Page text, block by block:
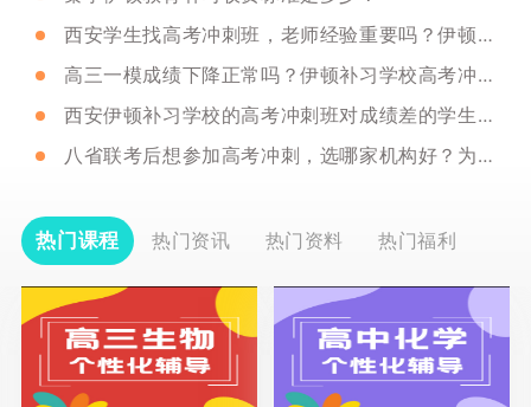
西安学生找高考冲刺班，老师经验重要吗？伊顿教育冲刺推荐！
高三一模成绩下降正常吗？伊顿补习学校高考冲刺班欢迎您！
西安伊顿补习学校的高考冲刺班对成绩差的学生有用吗？
八省联考后想参加高考冲刺，选哪家机构好？为什么？
热门课程 热门资讯 热门资料 热门福利